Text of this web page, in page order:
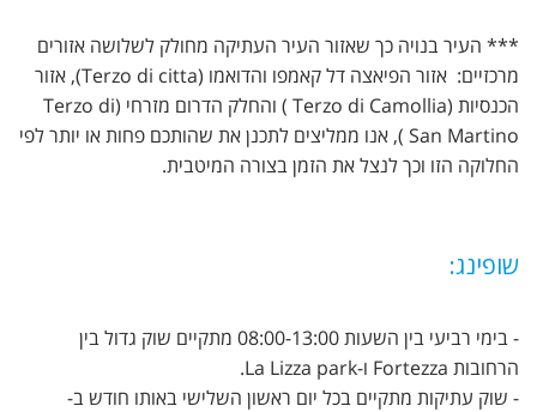
*** העיר בנויה כך שאזור העיר העתיקה מחולק לשלושה אזורים
מרכזיים: אזור הפיאצה דל קאמפו והדואמו (Terzo di citta), אזור
הכנסיות (Terzo di Camollia ) והחלק הדרום מזרחי (Terzo di
San Martino ), אנו ממליצים לתכנן את שהותכם פחות או יותר לפי
החלוקה הזו וכך לנצל את הזמן בצורה המיטבית.
שופינג:
- בימי רביעי בין השעות 08:00-13:00 מתקיים שוק גדול בין
הרחובות Fortezza ו-La Lizza park.
- שוק עתיקות מתקיים בכל יום ראשון השלישי באותו חודש ב-